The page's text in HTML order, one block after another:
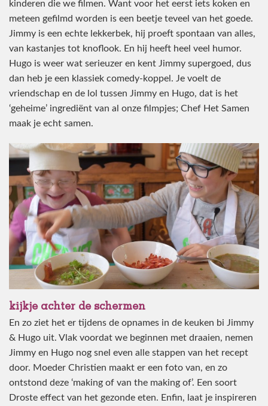
kinderen die we filmen. Want voor het eerst iets koken en
meteen gefilmd worden is een beetje teveel van het goede.
Jimmy is een echte lekkerbek, hij proeft spontaan van alles,
van kastanjes tot knoflook. En hij heeft heel veel humor.
Hugo is weer wat serieuzer en kent Jimmy supergoed, dus
dan heb je een klassiek comedy-koppel. Je voelt de
vriendschap en de lol tussen Jimmy en Hugo, dat is het
‘geheime’ ingrediënt van al onze filmpjes; Chef Het Samen
maak je echt samen.
kijkje achter de schermen
En zo ziet het er tijdens de opnames in de keuken bi Jimmy
& Hugo uit. Vlak voordat we beginnen met draaien, nemen
Jimmy en Hugo nog snel even alle stappen van het recept
door. Moeder Christien maakt er een foto van, en zo
ontstond deze ‘making of van the making of’. Een soort
Droste effect van het gezonde eten. Enfin, laat je inspireren